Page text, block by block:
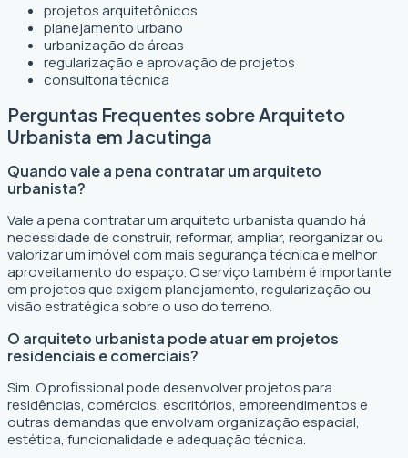
projetos arquitetônicos
planejamento urbano
urbanização de áreas
regularização e aprovação de projetos
consultoria técnica
Perguntas Frequentes sobre Arquiteto
Urbanista em Jacutinga
Quando vale a pena contratar um arquiteto
urbanista?
Vale a pena contratar um arquiteto urbanista quando há
necessidade de construir, reformar, ampliar, reorganizar ou
valorizar um imóvel com mais segurança técnica e melhor
aproveitamento do espaço. O serviço também é importante
em projetos que exigem planejamento, regularização ou
visão estratégica sobre o uso do terreno.
O arquiteto urbanista pode atuar em projetos
residenciais e comerciais?
Sim. O profissional pode desenvolver projetos para
residências, comércios, escritórios, empreendimentos e
outras demandas que envolvam organização espacial,
estética, funcionalidade e adequação técnica.